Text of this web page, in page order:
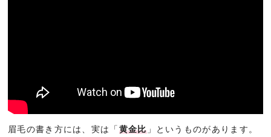
眉毛の書き方には、実は「 黄金比」というものがあります。